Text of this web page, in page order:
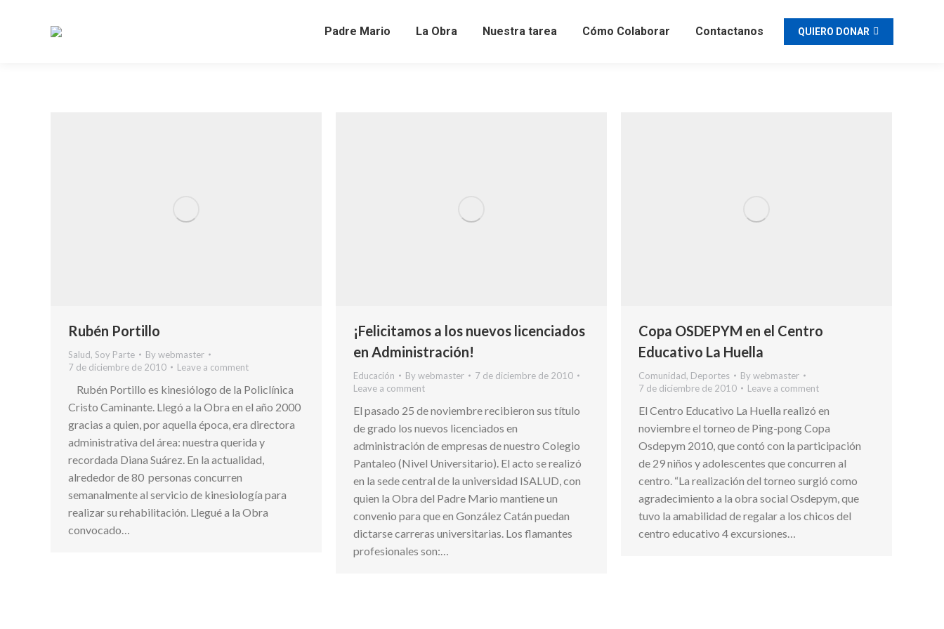
Padre Mario La Obra Nuestra tarea Cómo Colaborar Contactanos QUIERO DONAR
Rubén Portillo
Salud, Soy Parte Bywebmaster
7 de diciembre de 2010
Leave a comment
Rubén Portillo es kinesiólogo de la Policlínica
Cristo Caminante. Llegó a la Obra en el año 2000
gracias a quien, por aquella época, era directora
administrativa del área: nuestra querida y
recordada Diana Suárez. En la actualidad,
alrededor de 80 personas concurren
semanalmente al servicio de kinesiología para
realizar su rehabilitación. Llegué a la Obra
convocado…
¡Felicitamos a los nuevos licenciados
en Administración!
Educación Bywebmaster
7 de diciembre de 2010
Leave a comment
El pasado 25 de noviembre recibieron sus título
de grado los nuevos licenciados en
administración de empresas de nuestro Colegio
Pantaleo (Nivel Universitario). El acto se realizó
en la sede central de la universidad ISALUD, con
quien la Obra del Padre Mario mantiene un
convenio para que en González Catán puedan
dictarse carreras universitarias. Los flamantes
profesionales son:…
Copa OSDEPYM en el Centro
Educativo La Huella
Comunidad, Deportes Bywebmaster
7 de diciembre de 2010
Leave a comment
El Centro Educativo La Huella realizó en
noviembre el torneo de Ping-pong Copa
Osdepym 2010, que contó con la participación
de 29 niños y adolescentes que concurren al
centro. “La realización del torneo surgió como
agradecimiento a la obra social Osdepym, que
tuvo la amabilidad de regalar a los chicos del
centro educativo 4 excursiones…